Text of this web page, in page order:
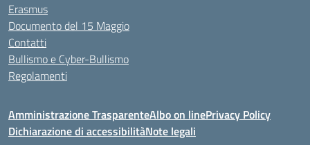
Erasmus
Documento del 15 Maggio
Contatti
Bullismo e Cyber-Bullismo
Regolamenti
Amministrazione TrasparenteAlbo on linePrivacy Policy
Dichiarazione di accessibilitàNote legali